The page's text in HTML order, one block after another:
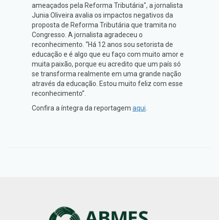
ameaçados pela Reforma Tributária", a jornalista
Junia Oliveira avalia os impactos negativos da
proposta de Reforma Tributária que tramita no
Congresso. A jornalista agradeceu o
reconhecimento. “Há 12 anos sou setorista de
educação e é algo que eu faço com muito amor e
muita paixão, porque eu acredito que um país só
se transforma realmente em uma grande nação
através da educação. Estou muito feliz com esse
reconhecimento”.
Confira a íntegra da reportagem aqui